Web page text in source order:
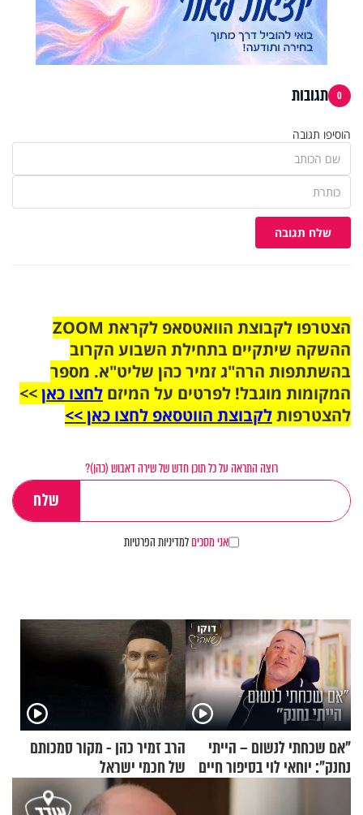
0 תגובות
הוסיפו תגובה
שלח תגובה
הצטרפו לקבוצת הוואטסאפ לקראת ZOOM
ההשקה שיתקיים בתחילת השבוע הקרוב
בהשתתפות הרה"ג זמיר כהן שליט"א. מספר
המקומות מוגבל! לפרטים על המיזם לחצו כאן>>
להצטרפותלקבוצת הווטסאפ לחצו כאן >>
רוצה התראה על כל תוכן חדש של שירה דאבוש (כהן)?
אני מסכיםלמדיניות הפרטיות
"אם שכחתי לנשום – הייתי
נחנק": יוחאי לוי בסיפור חיים
הרב זמיר כהן - מקור סמכותם
של חכמי ישראל